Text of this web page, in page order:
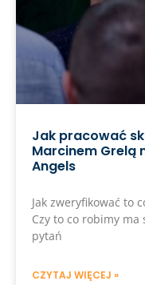
Jak pracować
Marcinem Grelą
Angels
Jak zweryfikować to
Czy to co robimy ma
pytań
CZYTAJ WIĘCEJ »